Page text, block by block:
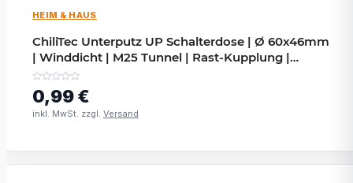
HEIM & HAUS
ChiliTec Unterputz UP Schalterdose | Ø 60x46mm
| Winddicht | M25 Tunnel | Rast-Kupplung |
schwarz
0,99 €
inkl. MwSt. zzgl. Versand